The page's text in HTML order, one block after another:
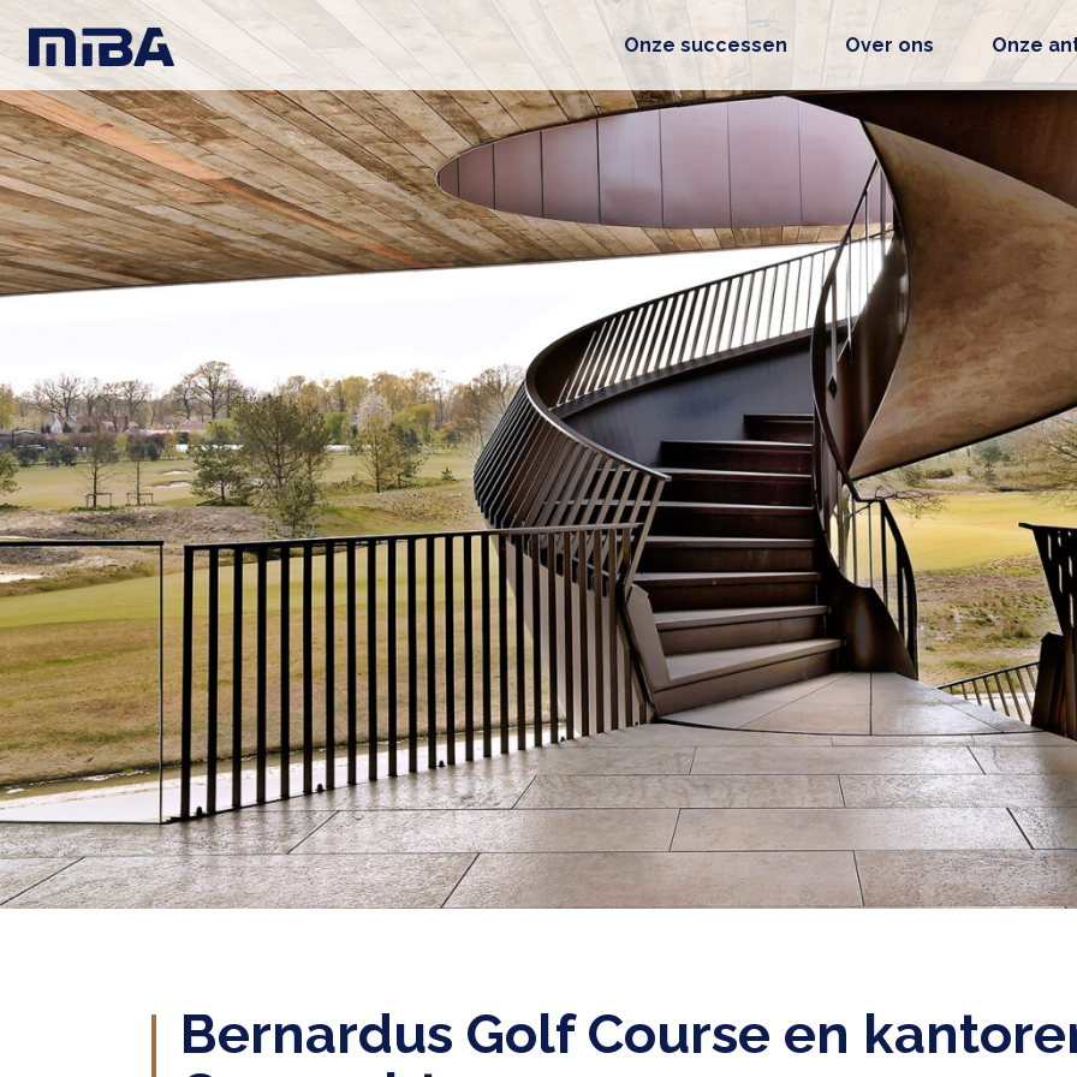
Onze successen Over ons Onze
Bernardus Golf Course en